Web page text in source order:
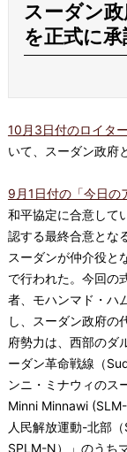
スーダン
を正式に承
10月3日付のロイタ
いて、スーダン政府
9月1日付の「今日の
和平協定に合意して
認する最終合意とな
スーダンが仲介役と
で行われた。今回の
者、モハンマド・ハ
し、スーダン政府の
府勢力は、西部の
ーダン革命戦線（
ンニ・ミナウィの
Minni Minnawi
人民解放運動-北部
SPLM-N）」のうち